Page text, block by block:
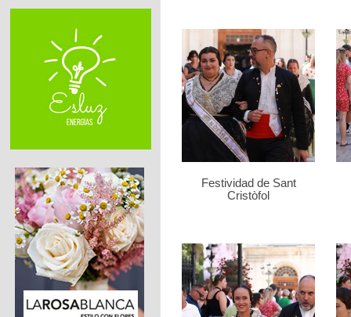
Festividad de Sant
Cristòfol